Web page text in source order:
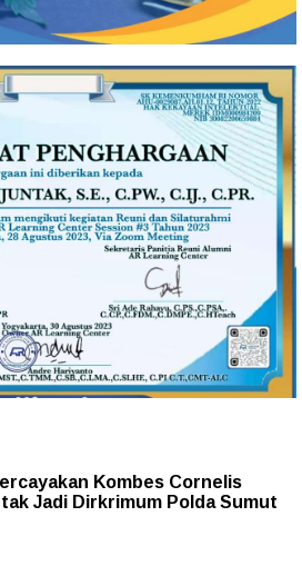
Kombes Cornelis
Jadi Dirkrimum Polda Sumut